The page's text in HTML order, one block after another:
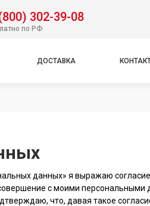
302-39-08
по РФ
ДОСТАВКА
данных» я выражаю
с моими
что, давая такое